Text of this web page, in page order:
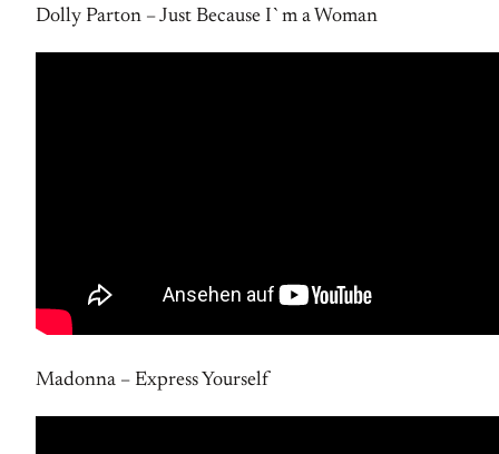
Dolly Parton – Just Because I`m a Woman
Madonna – Express Yourself